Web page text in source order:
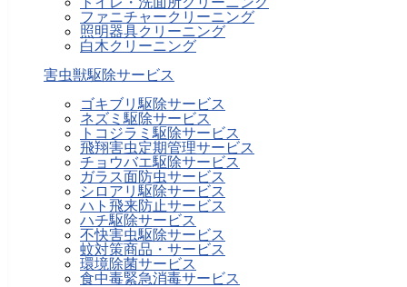
ファニチャークリーニング
照明器具クリーニング
白木クリーニング
害虫獣駆除サービス
ゴキブリ駆除サービス
ネズミ駆除サービス
トコジラミ駆除サービス
飛翔害虫定期管理サービス
チョウバエ駆除サービス
ガラス面防虫サービス
シロアリ駆除サービス
ハト飛来防止サービス
ハチ駆除サービス
不快害虫駆除サービス
蚊対策商品・サービス
環境除菌サービス
食中毒緊急消毒サービス